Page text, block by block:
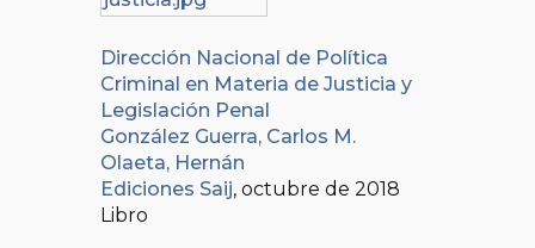
Dirección Nacional de Política
Criminal en Materia de Justicia y
Legislación Penal
González Guerra, Carlos M.
Olaeta, Hernán
Ediciones Saij, octubre de 2018
Libro